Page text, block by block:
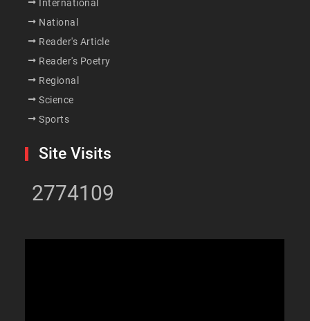
International
National
Reader's Article
Reader's Poetry
Regional
Science
Sports
Site Visits
2774109